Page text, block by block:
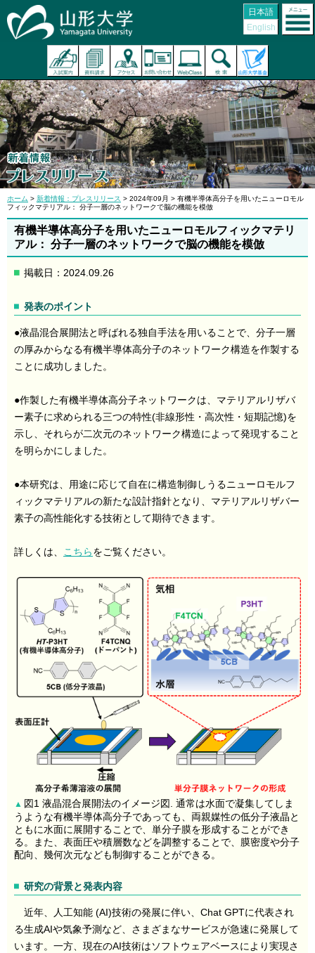
日本語
English
ホーム > 新着情報：プレスリリース > 2024年09月 > 有機半導体高分子を用いたニューロモル
フィックマテリアル： 分子一層のネットワークで脳の機能を模倣
有機半導体高分子を用いたニューロモルフィックマテリ
アル： 分子一層のネットワークで脳の機能を模倣
掲載日：2024.09.26
発表のポイント
●液晶混合展開法と呼ばれる独自手法を用いることで、分子一層
の厚みからなる有機半導体高分子のネットワーク構造を作製する
ことに成功しました。
●作製した有機半導体高分子ネットワークは、マテリアルリザバ
ー素子に求められる三つの特性(非線形性・高次性・短期記憶)を
示し、それらが二次元のネットワーク構造によって発現すること
を明らかにしました。
●本研究は、用途に応じて自在に構造制御しうるニューロモルフ
ィックマテリアルの新たな設計指針となり、マテリアルリザバー
素子の高性能化する技術として期待できます。
詳しくは、 こちらをご覧ください。
▲ 図1 液晶混合展開法のイメージ図. 通常は水面で凝集してしま
うような有機半導体高分子であっても、両親媒性の低分子液晶と
ともに水面に展開することで、単分子膜を形成することができ
る。また、表面圧や積層数などを調整することで、膜密度や分子
配向、幾何次元なども制御することができる。
研究の背景と発表内容
近年、人工知能 (AI)技術の発展に伴い、 Chat GPTに代表され
る生成AIや気象予測など、さまざまなサービスが急速に発展して
います。一方、現在のAI技術はソフトウェアベースにより実現さ